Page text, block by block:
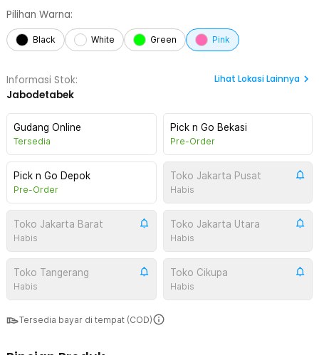
Pilihan Warna:
Black White Green Pink
Informasi Stok:
Jabodetabek
Lihat Lokasi Lainnya
Gudang Online
Tersedia
Pick n Go Bekasi
Pre-Order
Pick n Go Depok
Pre-Order
Toko Jakarta Pusat
Habis
Toko Jakarta Barat
Habis
Toko Jakarta Utara
Habis
Toko Tangerang
Habis
Toko Cikupa
Habis
Tersedia bayar di tempat (COD)